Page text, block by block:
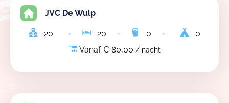
JVC De Wulp
20 20 0
0
Vanaf € 80,00 / nacht